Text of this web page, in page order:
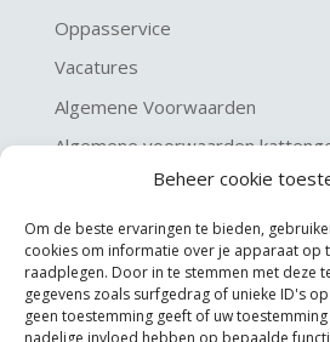
Beheer cookie
Om de beste ervaringen te bieden,
cookies om informatie over je apparaat op
raadplegen. Door in te stemmen met deze
gegevens zoals surfgedrag of unieke ID's
geen toestemming geeft of uw
nadelige invloed hebben op bepaalde
Oppasservice
Vacatures
Algemene Voorwaarden
Algemene voorwaarden
Privacy verklaring
Disclaimer & Copyright